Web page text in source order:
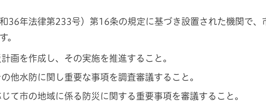
36年法律第233号）第16条の規定に基づき設置された機関で、
。
画を作成し、その実施を推進すること。
他水防に関し重要な事項を調査審議すること。
て市の地域に係る防災に関する重要事項を審議すること。